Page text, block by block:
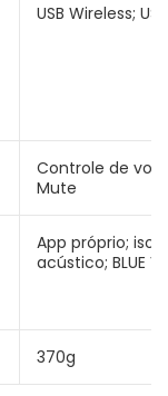
USB Wireless;
Controle de
Mute
App próprio;
acústico; BLUE
370g